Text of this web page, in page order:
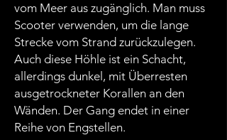
vom Meer aus zugänglich. Man muss
Scooter verwenden, um die lange
Strecke vom Strand zurückzulegen.
Auch diese Höhle ist ein Schacht,
allerdings dunkel, mit Überresten
ausgetrockneter Korallen an den
Wänden. Der Gang endet in einer
Reihe von Engstellen.